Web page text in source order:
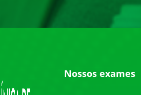
Nossos exames